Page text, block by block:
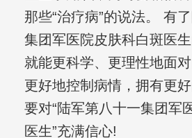
那些“治疗病”的说法。 有
集团军医院皮肤科白斑医
就能更科学、更理性地面
更好地控制病情，拥有更
要对“陆军第八十一集团军
医生”充满信心!